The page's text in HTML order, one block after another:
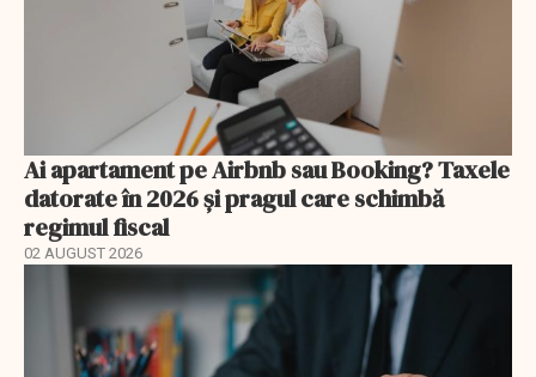
Ai apartament pe Airbnb sau Booking? Taxele
datorate în 2026 și pragul care schimbă
regimul fiscal
02 AUGUST 2026